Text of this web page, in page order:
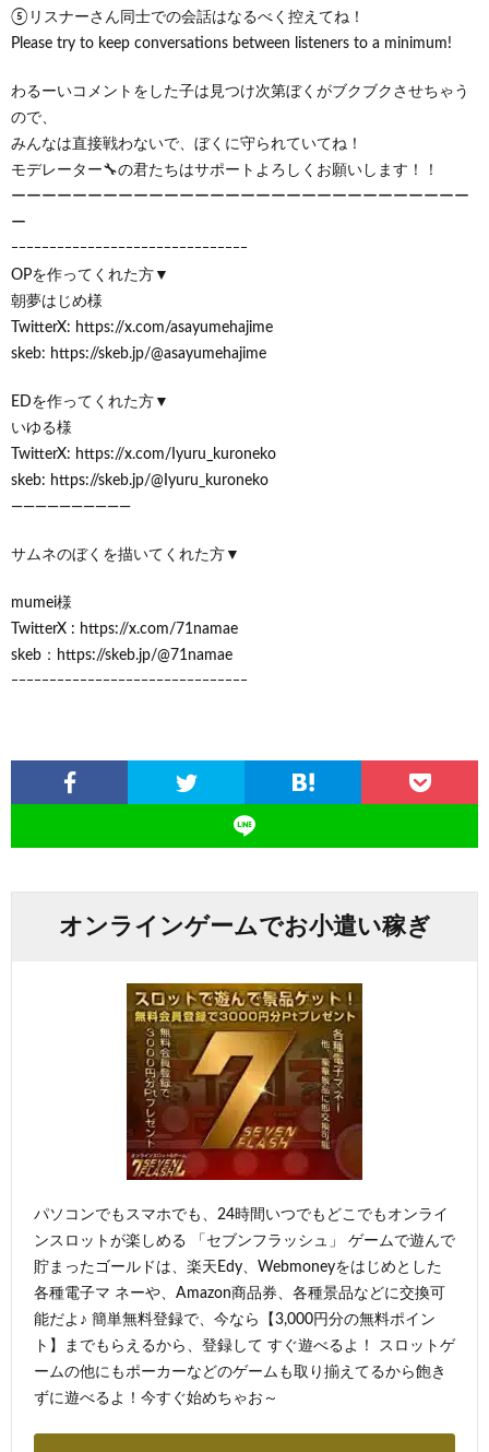
⑤リスナーさん同士での会話はなるべく控えてね！
Please try to keep conversations between listeners to a minimum!
わるーいコメントをした子は見つけ次第ぼくがブクブクさせちゃう
ので、
みんなは直接戦わないで、ぼくに守られていてね！
モデレーター🔧の君たちはサポートよろしくお願いします！！
ーーーーーーーーーーーーーーーーーーーーーーーーーーーーーー
ー
ｰｰｰｰｰｰｰｰｰｰｰｰｰｰｰｰｰｰｰｰｰｰｰｰｰｰｰｰｰｰｰ
OPを作ってくれた方▼
朝夢はじめ様
TwitterX: https://x.com/asayumehajime
skeb: https://skeb.jp/@asayumehajime
EDを作ってくれた方▼
いゆる様
TwitterX: https://x.com/Iyuru_kuroneko
skeb: https://skeb.jp/@Iyuru_kuroneko
——————————
サムネのぼくを描いてくれた方▼
mumei様
TwitterX : https://x.com/71namae
skeb：https://skeb.jp/@71namae
ｰｰｰｰｰｰｰｰｰｰｰｰｰｰｰｰｰｰｰｰｰｰｰｰｰｰｰｰｰｰｰ
オンラインゲームでお小遣い稼ぎ
パソコンでもスマホでも、24時間いつでもどこでもオンライ
ンスロットが楽しめる 「セブンフラッシュ」 ゲームで遊んで
貯まったゴールドは、楽天Edy、Webmoneyをはじめとした
各種電子マ ネーや、Amazon商品券、各種景品などに交換可
能だよ♪ 簡単無料登録で、今なら【3,000円分の無料ポイン
ト】までもらえるから、登録して すぐ遊べるよ！ スロットゲ
ームの他にもポーカーなどのゲームも取り揃えてるから飽き
ずに遊べるよ！今すぐ始めちゃお～